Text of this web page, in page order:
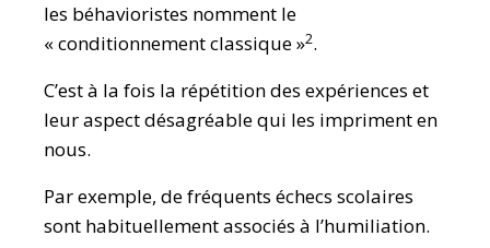
les béhavioristes nomment le
« conditionnement classique »2.
C’est à la fois la répétition des expériences et
leur aspect désagréable qui les impriment en
nous.
Par exemple, de fréquents échecs scolaires
sont habituellement associés à l’humiliation.